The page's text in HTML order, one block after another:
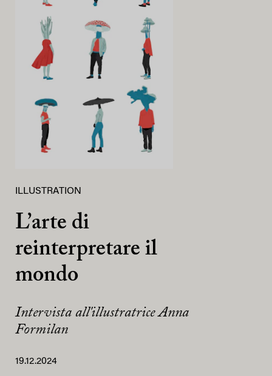
ILLUSTRATION
L’arte di
reinterpretare il
mondo
Intervista all'illustratrice Anna
Formilan
19.12.2024